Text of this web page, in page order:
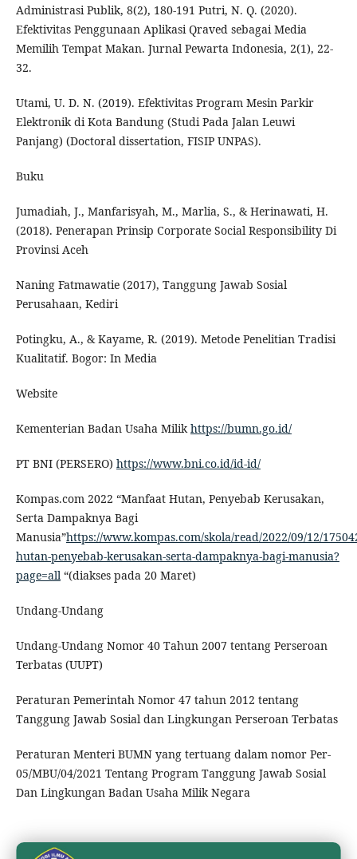
Administrasi Publik, 8(2), 180-191 Putri, N. Q. (2020).
Efektivitas Penggunaan Aplikasi Qraved sebagai Media
Memilih Tempat Makan. Jurnal Pewarta Indonesia, 2(1), 22-
32.
Utami, U. D. N. (2019). Efektivitas Program Mesin Parkir
Elektronik di Kota Bandung (Studi Pada Jalan Leuwi
Panjang) (Doctoral dissertation, FISIP UNPAS).
Buku
Jumadiah, J., Manfarisyah, M., Marlia, S., & Herinawati, H.
(2018). Penerapan Prinsip Corporate Social Responsibility Di
Provinsi Aceh
Naning Fatmawatie (2017), Tanggung Jawab Sosial
Perusahaan, Kediri
Potingku, A., & Kayame, R. (2019). Metode Penelitian Tradisi
Kualitatif. Bogor: In Media
Website
Kementerian Badan Usaha Milikhttps://bumn.go.id/
PT BNI (PERSERO) https://www.bni.co.id/id-id/
Kompas.com 2022 “Manfaat Hutan, Penyebab Kerusakan,
Serta Dampaknya Bagi
Manusia”https://www.kompas.com/skola/read/2022/09/12/
hutan-penyebab-kerusakan-serta-dampaknya-bagi-manusia?
page=all“(diakses pada 20 Maret)
Undang-Undang
Undang-Undang Nomor 40 Tahun 2007 tentang Perseroan
Terbatas (UUPT)
Peraturan Pemerintah Nomor 47 tahun 2012 tentang
Tanggung Jawab Sosial dan Lingkungan Perseroan Terbatas
Peraturan Menteri BUMN yang tertuang dalam nomor Per-
05/MBU/04/2021 Tentang Program Tanggung Jawab Sosial
Dan Lingkungan Badan Usaha Milik Negara